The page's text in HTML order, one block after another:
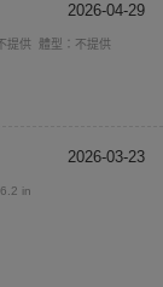
2026-04-29
提供
體型：不提供
2026-03-23
in